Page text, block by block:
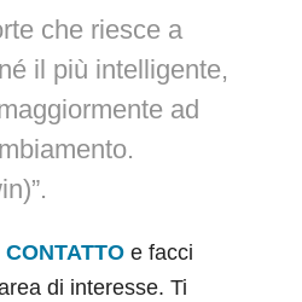
che riesce a
il più intelligente,
ad
CONTATTOe facci
di interesse. Ti